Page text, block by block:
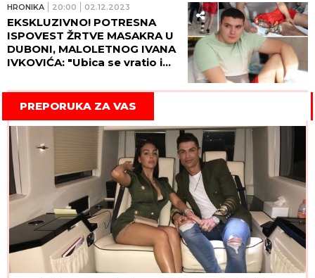
svojom hrabrošću!
HRONIKA 20:00 02.12.2023
EKSKLUZIVNO! POTRESNA
ISPOVEST ŽRTVE MASAKRA U
DUBONI, MALOLETNOG IVANA
IVKOVIĆA: "Ubica se vratio i
a kukaš", pa zapucao ponovo
po nama"
PREPORUKA ZA VAS